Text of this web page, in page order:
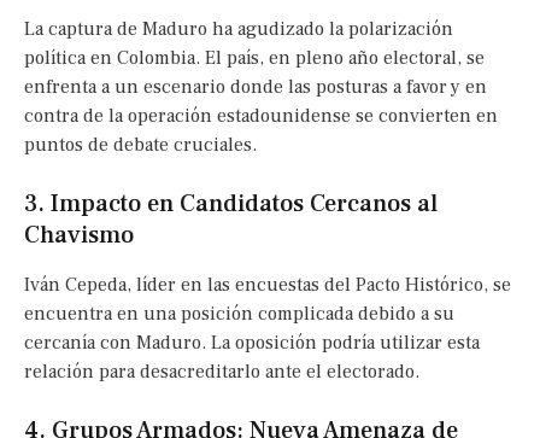
La captura de Maduro ha agudizado la polarización
política en Colombia. El país, en pleno año electoral, se
enfrenta a un escenario donde las posturas a favor y en
contra de la operación estadounidense se convierten en
puntos de debate cruciales.
3. Impacto en Candidatos Cercanos al
Chavismo
Iván Cepeda, líder en las encuestas del Pacto Histórico, se
encuentra en una posición complicada debido a su
cercanía con Maduro. La oposición podría utilizar esta
relación para desacreditarlo ante el electorado.
4. Grupos Armados: Nueva Amenaza de